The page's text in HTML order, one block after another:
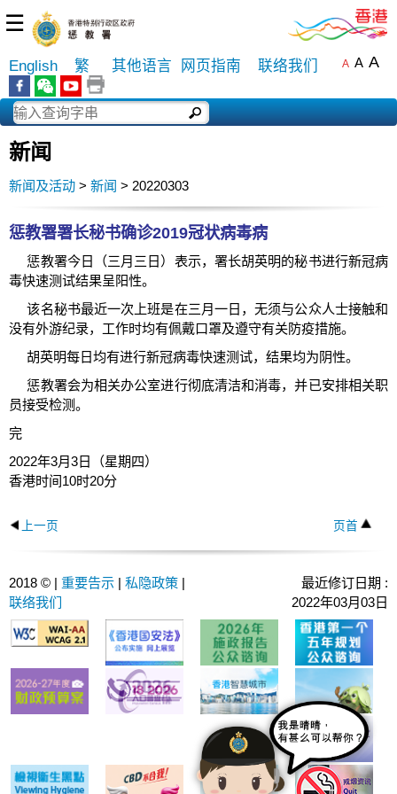
☰
English 繁 其他语言 网页指南 联络我们 A A A
新闻
新闻及活动 > 新闻 > 20220303
惩教署署长秘书确诊2019冠状病毒病
惩教署今日（三月三日）表示，署长胡英明的秘书进行新冠病
毒快速测试结果呈阳性。
该名秘书最近一次上班是在三月一日，无须与公众人士接触和
没有外游纪录，工作时均有佩戴口罩及遵守有关防疫措施。
胡英明每日均有进行新冠病毒快速测试，结果均为阴性。
惩教署会为相关办公室进行彻底清洁和消毒，并已安排相关职
员接受检测。
完
2022年3月3日（星期四）
香港时间10时20分
上一页 页首
2018 © | 重要告示 | 私隐政策 |
联络我们
最近修订日期 :
2022年03月03日